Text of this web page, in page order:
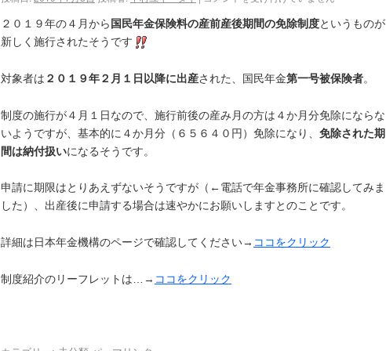
２０１９年の４月から 国民年金保険料の産前産後期間の免除制度というものが
新しく施行されたそうです
対象者は ２０１９年２月１日以降に出産された、国民年金第一号被保険者。
制度の施行が４月１日なので、施行前後の産み月の方は４か月分免除にならな
いようですが、基本的に４か月分（６５６４０円）免除になり、 免除された期
間は納付扱いになるそうです。
申請に期限はとりあえずないそうですが（←電話で年金事務所に確認してみま
した）、出産後に申請する場合は速やかにお願いしますとのことです。
詳細は日本年金機構のページで確認してください→ ココをクリック
制度紹介のリーフレットは…→ ココをクリック